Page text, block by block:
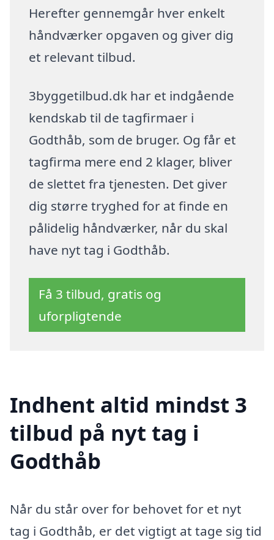
Herefter gennemgår hver enkelt
håndværker opgaven og giver dig
et relevant tilbud.
3byggetilbud.dk har et indgående
kendskab til de tagfirmaer i
Godthåb, som de bruger. Og får et
tagfirma mere end 2 klager, bliver
de slettet fra tjenesten. Det giver
dig større tryghed for at finde en
pålidelig håndværker, når du skal
have nyt tag i Godthåb.
Få 3 tilbud, gratis og
uforpligtende
Indhent altid mindst 3
tilbud på nyt tag i
Godthåb
Når du står over for behovet for et nyt
tag i Godthåb, er det vigtigt at tage sig tid